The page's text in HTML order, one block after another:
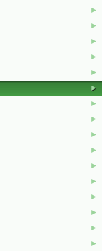
►
►
►
►
►
►
►
►
►
►
►
►
►
►
►
►